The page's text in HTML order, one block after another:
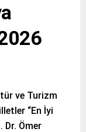
ve Turizm
“En İyi
Dr. Ömer